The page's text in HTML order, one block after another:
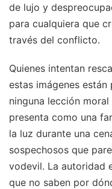
de lujo y
para cualquiera que
través del conflicto.
Quienes intentan
estas imágenes
ninguna lección
presenta como una
la luz durante una
sospechosos que
vodevil. La autoridad
que no saben por